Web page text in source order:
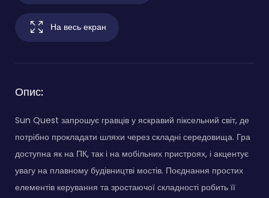
На весь екран
Опис:
Sun Quest запрошує гравців у яскравий піксельний світ, де
потрібно прокладати шляхи через складні середовища. Гра
доступна як на ПК, так і на мобільних пристроях, і акцентує
увагу на плавному будівництві мостів. Поєднання простих
елементів керування та зростаючої складності робить її